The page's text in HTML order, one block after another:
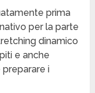
prima
per la parte
dinamico
e anche
preparare i